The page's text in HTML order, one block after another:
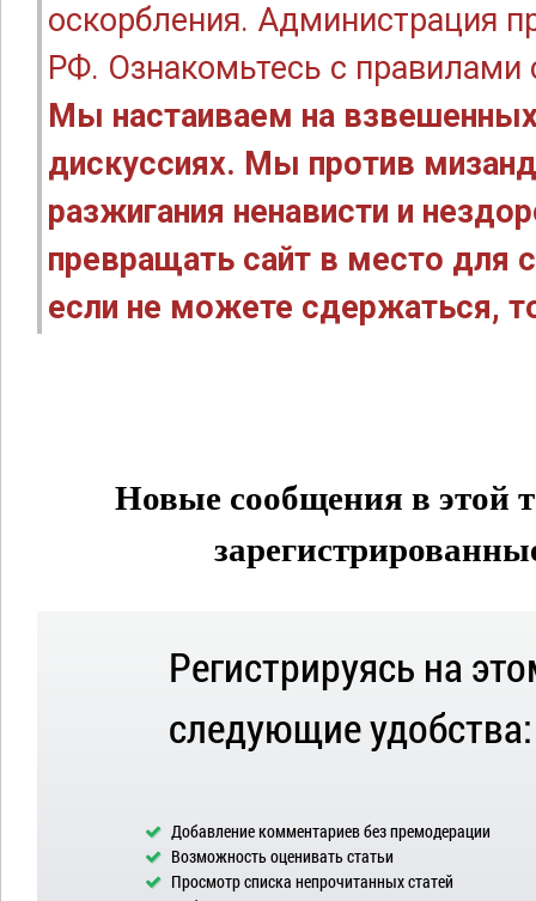
оскорбления. Администрация
РФ. Ознакомьтесь с правилами
Мы настаиваем на
дискуссиях. Мы против
разжигания ненависти и
превращать сайт в место для
если не можете сдержаться,
Новые сообщения в этой
Регистрируясь на
следующие удобства:
Добавление комментариев без премодерации
Возможность оценивать статьи
Просмотр списка непрочитанных статей